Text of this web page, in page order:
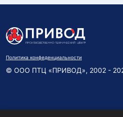
Политика конфеденциальности
© ООО ПТЦ «ПРИВОД», 2002 -